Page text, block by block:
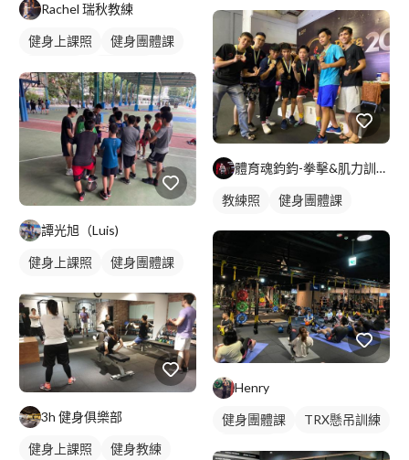
Rachel 瑞秋教練
健身上課照
健身團體課
譚光旭（Luis)
健身上課照 健身團體課
3h 健身俱樂部
健身上課照 健身教練
體育魂鈞鈞-拳擊&肌力訓練（IG:Boxboxwing)
教練照 健身團體課
Henry
健身團體課
TRX懸吊訓練